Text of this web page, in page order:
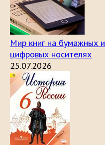
Мир книг на бумажных и
цифровых носителях
25.07.2026